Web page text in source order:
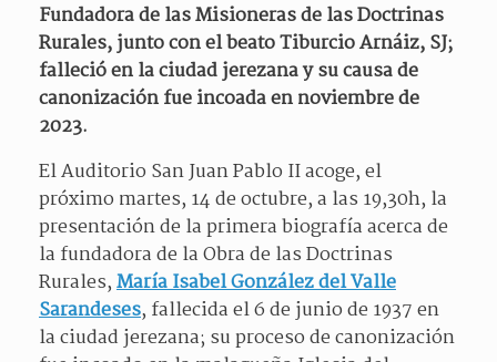
Fundadora de las Misioneras de las Doctrinas
Rurales, junto con el beato Tiburcio Arnáiz, SJ;
falleció en la ciudad jerezana y su causa de
canonización fue incoada en noviembre de
2023.
El Auditorio San Juan Pablo II acoge, el
próximo martes, 14 de octubre, a las 19,30h, la
presentación de la primera biografía acerca de
la fundadora de la Obra de las Doctrinas
Rurales,María Isabel González del Valle
Sarandeses, fallecida el 6 de junio de 1937 en
la ciudad jerezana; su proceso de canonización